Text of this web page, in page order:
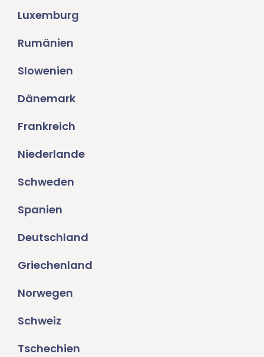
Luxemburg
Rumänien
Slowenien
Dänemark
Frankreich
Niederlande
Schweden
Spanien
Deutschland
Griechenland
Norwegen
Schweiz
Tschechien